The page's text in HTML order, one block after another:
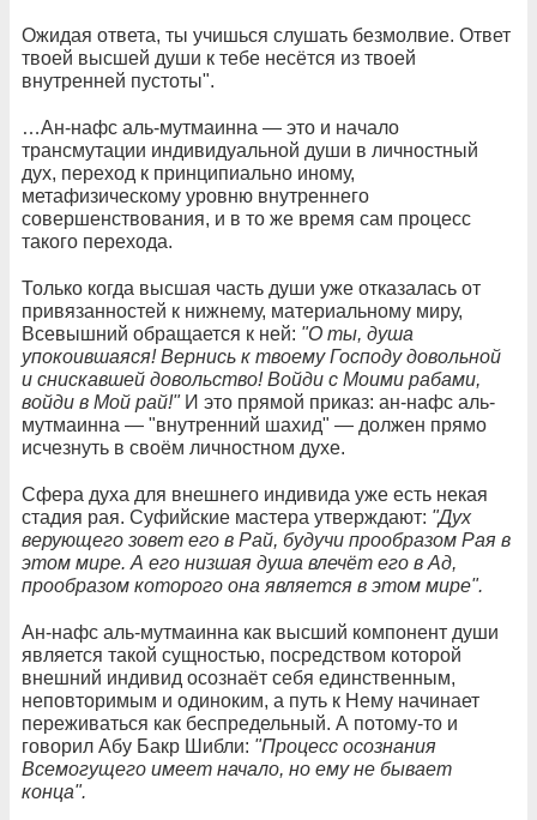
Ожидая ответа, ты учишься слушать безмолвие. Ответ
твоей высшей души к тебе несётся из твоей
внутренней пустоты".
…Ан-нафс аль-мутмаинна — это и начало
трансмутации индивидуальной души в личностный
дух, переход к принципиально иному,
метафизическому уровню внутреннего
совершенствования, и в то же время сам процесс
такого перехода.
Только когда высшая часть души уже отказалась от
привязанностей к нижнему, материальному миру,
Всевышний обращается к ней: "О ты, душа
упокоившаяся! Вернись к твоему Господу довольной
и снискавшей довольство! Войди с Моими рабами,
войди в Мой рай!" И это прямой приказ: ан-нафс аль-
мутмаинна — "внутренний шахид" — должен прямо
исчезнуть в своём личностном духе.
Сфера духа для внешнего индивида уже есть некая
стадия рая. Суфийские мастера утверждают: "Дух
верующего зовет его в Рай, будучи прообразом Рая в
этом мире. А его низшая душа влечёт его в Ад,
прообразом которого она является в этом мире".
Ан-нафс аль-мутмаинна как высший компонент души
является такой сущностью, посредством которой
внешний индивид осознаёт себя единственным,
неповторимым и одиноким, а путь к Нему начинает
переживаться как беспредельный. А потому-то и
говорил Абу Бакр Шибли: "Процесс осознания
Всемогущего имеет начало, но ему не бывает
конца".